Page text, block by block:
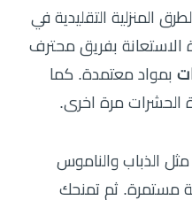
المنزلية التقليدية في
الاستعانة بفريق محترف
بمواد معتمدة. كما
الحشرات مرة اخرى.
مثل الذباب والناموس
مستمرة. ثم تمنحك